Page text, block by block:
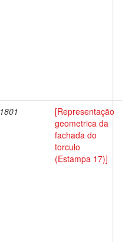
1801
[Representação
geometrica da
fachada do
torculo
(Estampa 17)]